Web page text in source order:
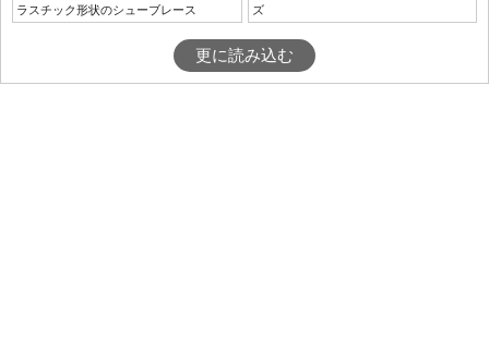
ラスチック形状のシューブレース
ズ
更に読み込む